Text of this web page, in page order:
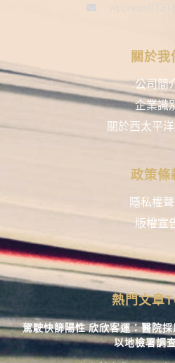
關於我
公司簡
企業識
關於西太平
政策條
隱私權
版權宣
熱門文章
駕駛快篩陽性 欣欣客運：醫院
以地檢署調